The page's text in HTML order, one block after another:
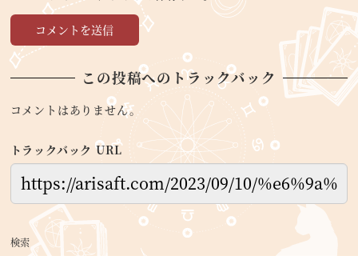
この投稿へのトラックバック
コメントはありません。
トラックバック URL
検索